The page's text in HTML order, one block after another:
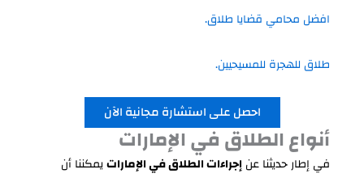
افضل محامي قضايا طلاق.
طلاق للهجرة للمسيحيين.
احصل على استشارة مجانية الآن
أنواع الطلاق في الإمارات
في إطار حديثنا عنإجراءات الطلاق في الإماراتيمكننا أن